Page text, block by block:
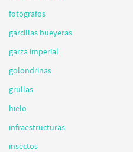
fotógrafos
garcillas bueyeras
garza imperial
golondrinas
grullas
hielo
infraestructuras
insectos